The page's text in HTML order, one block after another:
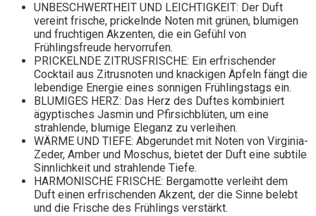
UNBESCHWERTHEIT UND LEICHTIGKEIT: Der Duft
vereint frische, prickelnde Noten mit grünen, blumigen
und fruchtigen Akzenten, die ein Gefühl von
Frühlingsfreude hervorrufen.
PRICKELNDE ZITRUSFRISCHE: Ein erfrischender
Cocktail aus Zitrusnoten und knackigen Äpfeln fängt die
lebendige Energie eines sonnigen Frühlingstags ein.
BLUMIGES HERZ: Das Herz des Duftes kombiniert
ägyptisches Jasmin und Pfirsichblüten, um eine
strahlende, blumige Eleganz zu verleihen.
WÄRME UND TIEFE: Abgerundet mit Noten von Virginia-
Zeder, Amber und Moschus, bietet der Duft eine subtile
Sinnlichkeit und strahlende Tiefe.
HARMONISCHE FRISCHE: Bergamotte verleiht dem
Duft einen erfrischenden Akzent, der die Sinne belebt
und die Frische des Frühlings verstärkt.